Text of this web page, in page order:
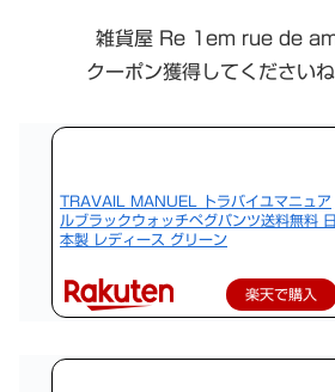
雑貨屋 Re 1em rue de
クーポン獲得してください
TRAVAIL MANUEL トラバイユマニュア
ルブラックウォッチペグパンツ送料無料 日
本製 レディース グリーン
楽天で購入